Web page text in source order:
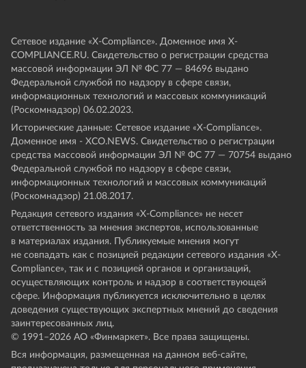
Сетевое издание «Х-Compliance». Доменное имя X-
COMPLIANCE.RU. Свидетельство о регистрации средства
массовой информации ЭЛ № ФС 77 — 84696 выдано
Федеральной службой по надзору в сфере связи,
информационных технологий и массовых коммуникаций
(Роскомнадзор) 06.02.2023.
Исторические данные: Сетевое издание «Х-Compliance».
Доменное имя - XCO.NEWS. Свидетельство о регистрации
средства массовой информации ЭЛ № ФС 77 — 70754 выдано
Федеральной службой по надзору в сфере связи,
информационных технологий и массовых коммуникаций
(Роскомнадзор) 21.08.2017.
Редакция сетевого издания «X-Compliance» не несет
ответственность за мнения экспертов, использованные
в материалах издания. Публикуемые мнения могут
не совпадать как с позицией редакции сетевого издания «X-
Compliance», так и с позицией органов и организаций,
осуществляющих контроль и надзор в соответствующей
сфере. Информация публикуется исключительно в целях
доведения существующих экспертных мнений до сведения
заинтересованных лиц.
© 1991–2026 АО «Финмаркет». Все права защищены.
Вся информация, размещенная на данном веб-сайте,